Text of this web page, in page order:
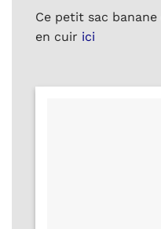
Ce petit sac
en cuir ici